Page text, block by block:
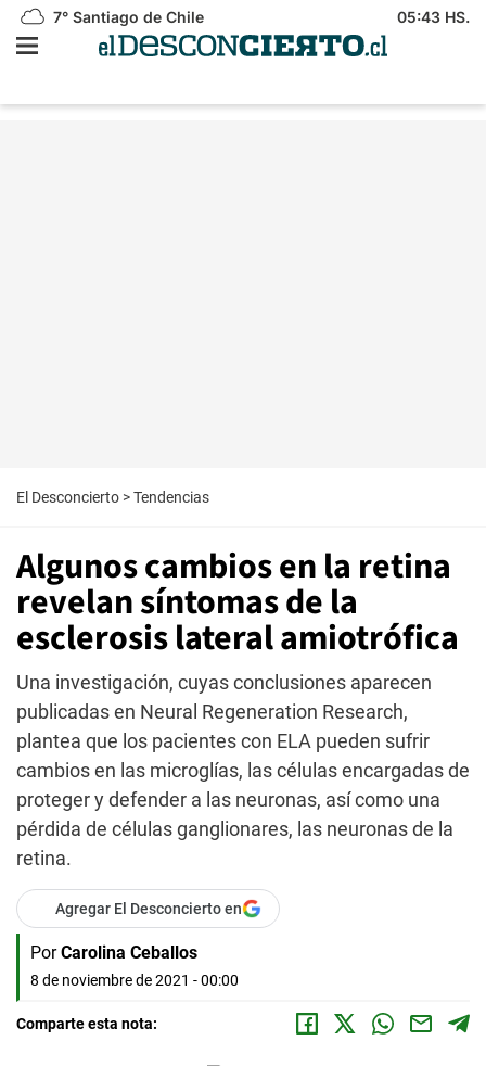
7° Santiago de Chile 05:43 HS.
El Desconcierto >Tendencias
Algunos cambios en la retina
revelan síntomas de la
esclerosis lateral amiotrófica
Una investigación, cuyas conclusiones aparecen
publicadas en Neural Regeneration Research,
plantea que los pacientes con ELA pueden sufrir
cambios en las microglías, las células encargadas de
proteger y defender a las neuronas, así como una
pérdida de células ganglionares, las neuronas de la
retina.
Agregar El Desconcierto en
Por Carolina Ceballos
8 de noviembre de 2021 - 00:00
Comparte esta nota: